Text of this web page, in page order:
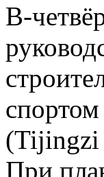
В-
(Tijingzi
При